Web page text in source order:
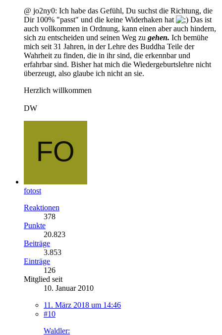
@ jo2ny0: Ich habe das Gefühl, Du suchst die Richtung, die
Dir 100% "passt" und die keine Widerhaken hat
Das ist
auch vollkommen in Ordnung, kann einen aber auch hindern,
sich zu entscheiden und seinen Weg zu gehen. Ich bemühe
mich seit 31 Jahren, in der Lehre des Buddha Teile der
Wahrheit zu finden, die in ihr sind, die erkennbar und
erfahrbar sind. Bisher hat mich die Wiedergeburtslehre nicht
überzeugt, also glaube ich nicht an sie.
Herzlich willkommen
DW
fotost
Reaktionen
378
Punkte
20.823
Beiträge
3.853
Einträge
126
Mitglied seit
10. Januar 2010
11. März 2018 um 14:46
#10
Waldler: